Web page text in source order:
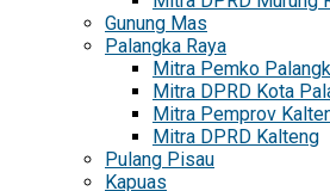
Gunung Mas
Palangka Raya
Mitra Pemko
Mitra DPRD Kota
Mitra Pemprov
Mitra DPRD Kalteng
Pulang Pisau
Kapuas